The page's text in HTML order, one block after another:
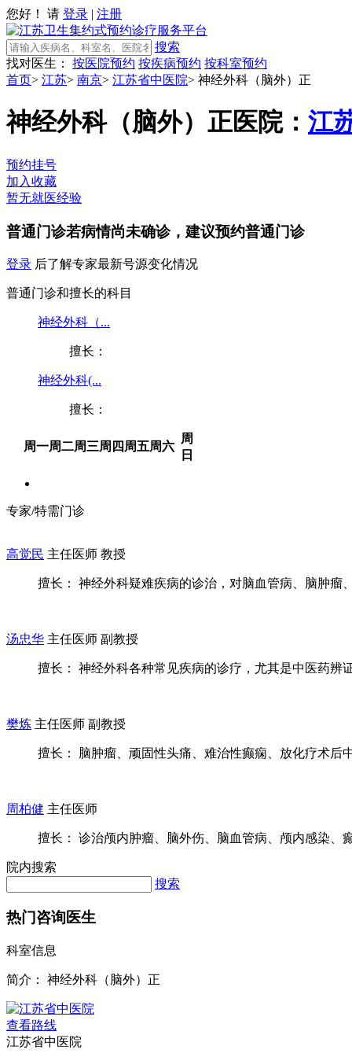
您好！ 请 登录 | 注册
搜索
找对医生：
按医院预约 按疾病预约 按科室预约
首页> 江苏> 南京> 江苏省中医院> 神经外科（脑外）正
神经外科（脑外）正医院： 江
预约挂号
加入收藏
暂无就医经验
普通门诊若病情尚未确诊，建议预约普通门诊
登录 后了解专家最新号源变化情况
普通门诊和擅长的科目
神经外科（...
擅长：
神经外科(...
擅长：
周一周二周三周四 周五周六
周
日
专家/特需门诊
高觉民 主任医师 教授
擅长： 神经外科疑难疾病的诊治，对脑血管病、脑肿瘤
汤忠华 主任医师 副教授
擅长： 神经外科各种常见疾病的诊疗，尤其是中医药辨
樊炼 主任医师 副教授
擅长： 脑肿瘤、顽固性头痛、难治性癫痫、放化疗术后
周柏健 主任医师
擅长： 诊治颅内肿瘤、脑外伤、脑血管病、颅内感染、
院内搜索
搜索
热门咨询医生
科室信息
简介： 神经外科（脑外）正
查看路线
江苏省中医院